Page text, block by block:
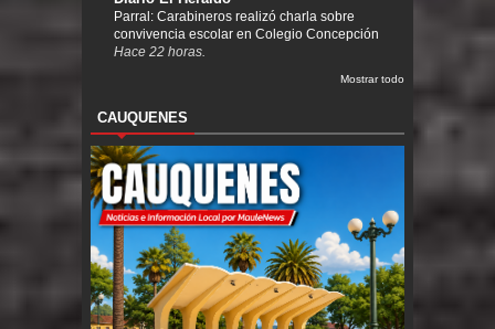
Parral: Carabineros realizó charla sobre
convivencia escolar en Colegio Concepción
Hace 22 horas.
Mostrar todo
CAUQUENES